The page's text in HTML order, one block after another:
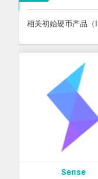
相关初始硬币产品（
Sense